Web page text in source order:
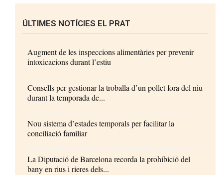
ÚLTIMES NOTÍCIES EL PRAT
Augment de les inspeccions alimentàries per prevenir
intoxicacions durant l’estiu
Consells per gestionar la troballa d’un pollet fora del niu
durant la temporada de...
Nou sistema d’estades temporals per facilitar la
conciliació familiar
La Diputació de Barcelona recorda la prohibició del
bany en rius i rieres dels...